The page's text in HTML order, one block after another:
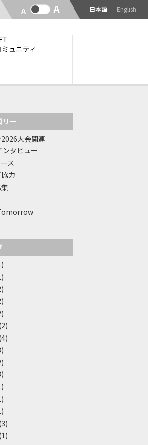
ミュニティ
日本語 English
リー
大会関連
ンタビュー
ス
力
(2)
(4)
(3)
(1)